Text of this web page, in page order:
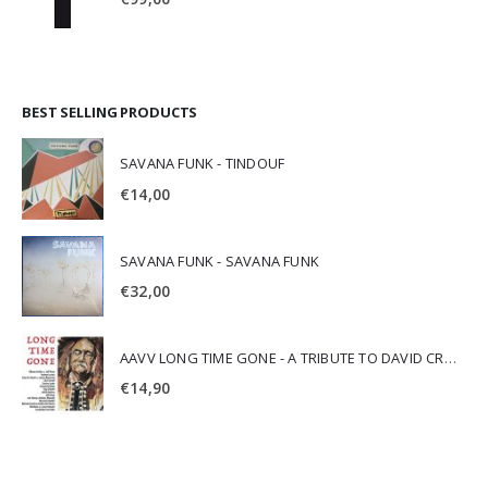
BEST SELLING PRODUCTS
SAVANA FUNK - TINDOUF
€14,00
SAVANA FUNK - SAVANA FUNK
€32,00
AAVV LONG TIME GONE - A TRIBUTE TO DAVID CROSBY
€14,90